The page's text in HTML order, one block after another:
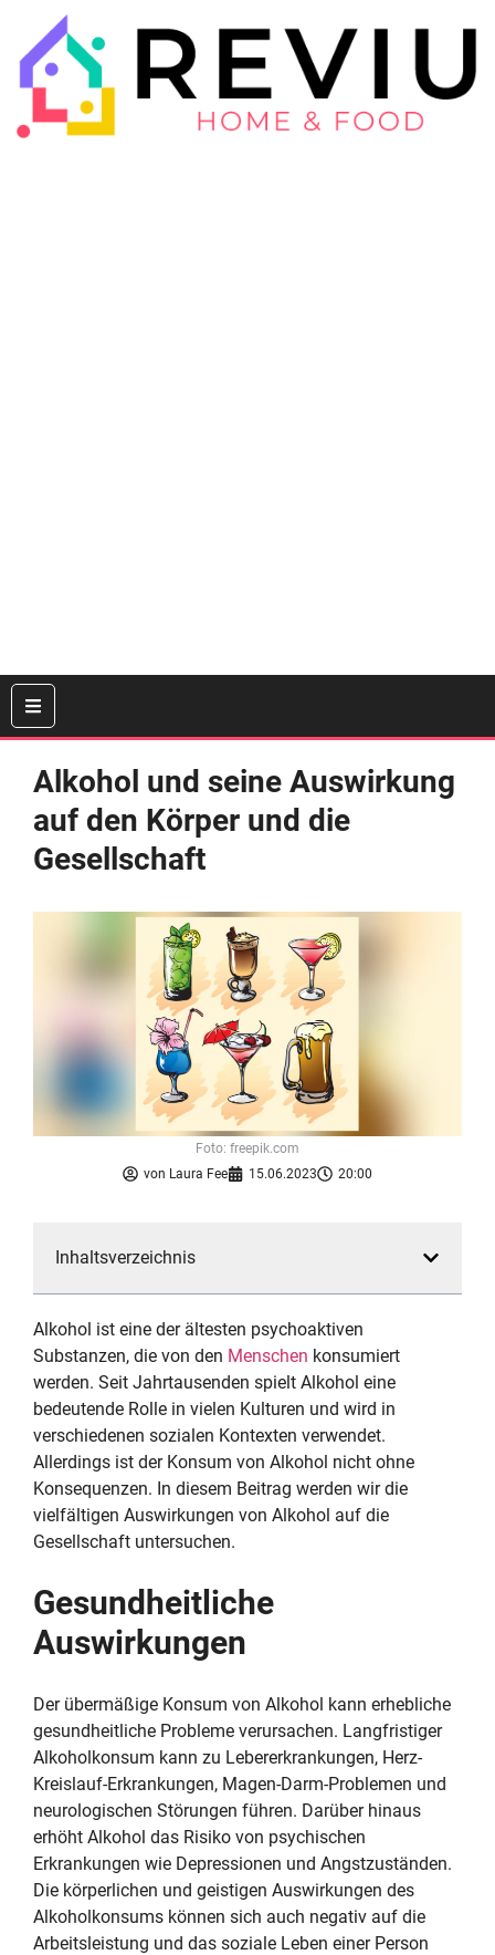
Alkohol und seine Auswirkung
auf den Körper und die
Gesellschaft
von Laura Fee 15.06.2023 20:00
Foto: freepik.com
Inhaltsverzeichnis
Alkohol ist eine der ältesten psychoaktiven
Substanzen, die von den Menschen konsumiert
werden. Seit Jahrtausenden spielt Alkohol eine
bedeutende Rolle in vielen Kulturen und wird in
verschiedenen sozialen Kontexten verwendet.
Allerdings ist der Konsum von Alkohol nicht ohne
Konsequenzen. In diesem Beitrag werden wir die
vielfältigen Auswirkungen von Alkohol auf die
Gesellschaft untersuchen.
Gesundheitliche
Auswirkungen
Der übermäßige Konsum von Alkohol kann erhebliche
gesundheitliche Probleme verursachen. Langfristiger
Alkoholkonsum kann zu Lebererkrankungen, Herz-
Kreislauf-Erkrankungen, Magen-Darm-Problemen und
neurologischen Störungen führen. Darüber hinaus
erhöht Alkohol das Risiko von psychischen
Erkrankungen wie Depressionen und Angstzuständen.
Die körperlichen und geistigen Auswirkungen des
Alkoholkonsums können sich auch negativ auf die
Arbeitsleistung und das soziale Leben einer Person